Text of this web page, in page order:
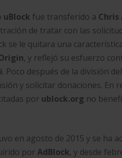
uBlock fue transferido a Chris
de tratar con las
se le quitara una
, y reflejó su esfuerzo
. Poco después de la división
y solicitar donaciones. En
por ublock.org no
en agosto de 2015 y se ha
por AdBlock, y desde